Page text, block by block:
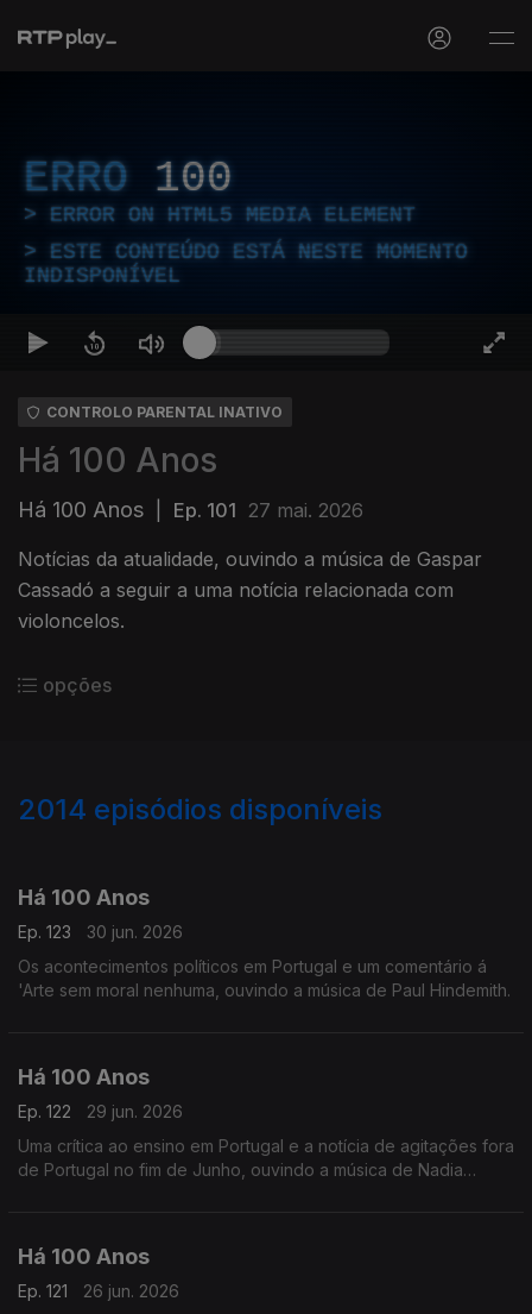
ERRO 100
ERROR ON HTML5 MEDIA ELEMENT
ESTE CONTEÚDO ESTÁ NESTE MOMENTO
INDISPONÍVEL
CONTROLO PARENTAL INATIVO
Há 100 Anos
Há 100 Anos Ep. 101 27 mai. 2026
Notícias da atualidade, ouvindo a música de Gaspar
Cassadó a seguir a uma notícia relacionada com
violoncelos.
opções
2014 episódios disponíveis
Há 100 Anos
Ep. 123
30 jun. 2026
Os acontecimentos políticos em Portugal e um comentário á
'Arte sem moral nenhuma, ouvindo a música de Paul Hindemith.
Há 100 Anos
Ep. 122
29 jun. 2026
Uma crítica ao ensino em Portugal e a notícia de agitações fora
de Portugal no fim de Junho, ouvindo a música de Nadia
Há 100 Anos
Ep. 121
26 jun. 2026